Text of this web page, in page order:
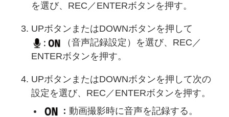
を選び、REC／ENTERボタンを押す。
UPボタンまたはDOWNボタンを押して
（音声記録設定）を選び、REC／
ENTERボタンを押す。
UPボタンまたはDOWNボタンを押して次の
設定を選び、REC／ENTERボタンを押す。
：動画撮影時に音声を記録する。